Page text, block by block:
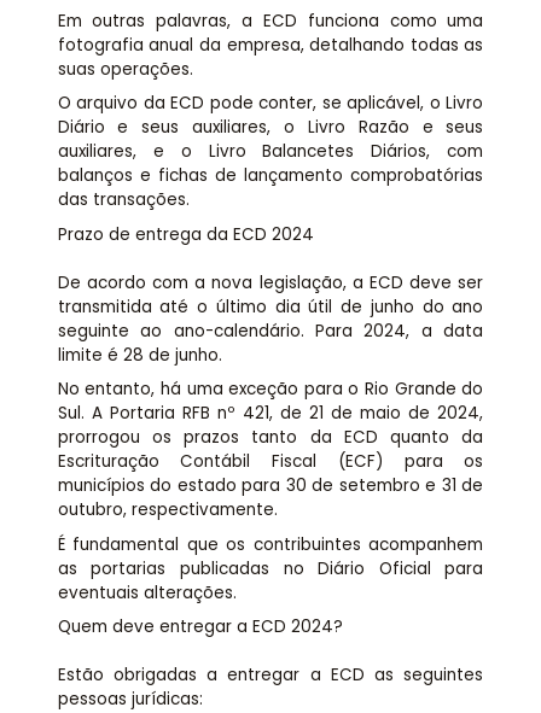
Em outras palavras, a ECD funciona como uma
fotografia anual da empresa, detalhando todas as
suas operações.
O arquivo da ECD pode conter, se aplicável, o Livro
Diário e seus auxiliares, o Livro Razão e seus
auxiliares, e o Livro Balancetes Diários, com
balanços e fichas de lançamento comprobatórias
das transações.
Prazo de entrega da ECD 2024
De acordo com a nova legislação, a ECD deve ser
transmitida até o último dia útil de junho do ano
seguinte ao ano-calendário. Para 2024, a data
limite é 28 de junho.
No entanto, há uma exceção para o Rio Grande do
Sul. A Portaria RFB nº 421, de 21 de maio de 2024,
prorrogou os prazos tanto da ECD quanto da
Escrituração Contábil Fiscal (ECF) para os
municípios do estado para 30 de setembro e 31 de
outubro, respectivamente.
É fundamental que os contribuintes acompanhem
as portarias publicadas no Diário Oficial para
eventuais alterações.
Quem deve entregar a ECD 2024?
Estão obrigadas a entregar a ECD as seguintes
pessoas jurídicas: